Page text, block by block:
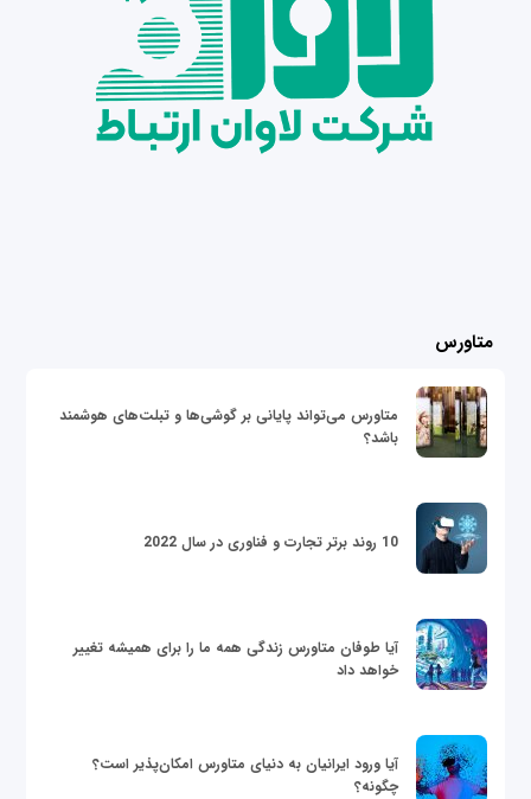
متاورس
متاورس می‌تواند پایانی بر گوشی‌ها و تبلت‌های هوشمند
باشد؟
10 روند برتر تجارت و فناوری در سال 2022
آیا طوفان متاورس زندگی همه ما را برای همیشه تغییر
خواهد داد
آیا ورود ایرانیان به دنیای متاورس امکان‌پذیر است؟
چگونه؟